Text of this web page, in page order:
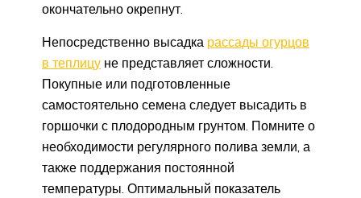
окончательно окрепнут.
Непосредственно высадка рассады огурцов
в теплицу не представляет сложности.
Покупные или подготовленные
самостоятельно семена следует высадить в
горшочки с плодородным грунтом. Помните о
необходимости регулярного полива земли, а
также поддержания постоянной
температуры. Оптимальный показатель